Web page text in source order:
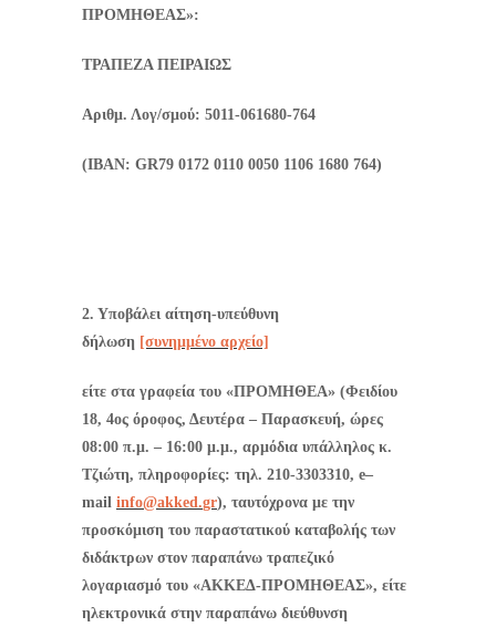
ΠΡΟΜΗΘΕΑΣ»:
ΤΡΑΠΕΖΑ ΠΕΙΡΑΙΩΣ
Αριθμ. Λογ/σμού: 5011-061680-764
(ΙΒΑΝ: GR79 0172 0110 0050 1106 1680 764)
2. Υποβάλει αίτηση-υπεύθυνη
δήλωση [συνημμένο αρχείο]
είτε στα γραφεία του «ΠΡΟΜΗΘΕΑ» (Φειδίου
18, 4ος όροφος, Δευτέρα – Παρασκευή, ώρες
08:00 π.μ. – 16:00 μ.μ., αρμόδια υπάλληλος κ.
Τζιώτη, πληροφορίες: τηλ. 210-3303310, e–
mail info@akked.gr), ταυτόχρονα με την
προσκόμιση του παραστατικού καταβολής των
διδάκτρων στον παραπάνω τραπεζικό
λογαριασμό του «ΑΚΚΕΔ-ΠΡΟΜΗΘΕΑΣ», είτε
ηλεκτρονικά στην παραπάνω διεύθυνση